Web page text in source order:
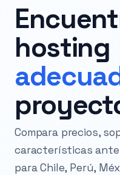
hosting
Compara precios,
características
para Chile, Perú,